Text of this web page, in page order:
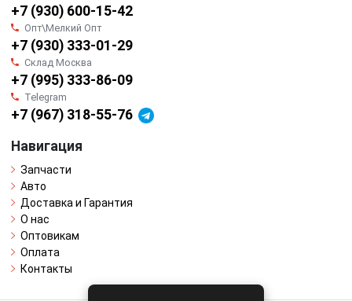
+7 (930) 600-15-42
Опт\Мелкий Опт
+7 (930) 333-01-29
Склад Москва
+7 (995) 333-86-09
Telegram
+7 (967) 318-55-76
Навигация
Запчасти
Авто
Доставка и Гарантия
О нас
Оптовикам
Оплата
Контакты